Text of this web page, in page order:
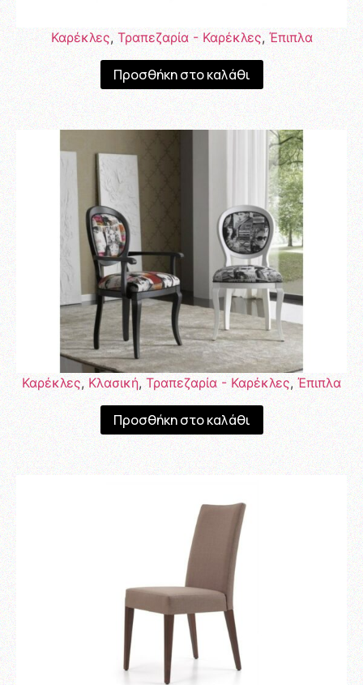
Καρέκλες, Τραπεζαρία - Καρέκλες, Έπιπλα
Προσθήκη στο καλάθι
Καρέκλες,Κλασική,Τραπεζαρία - Καρέκλες,Έπιπλα
Προσθήκη στο καλάθι